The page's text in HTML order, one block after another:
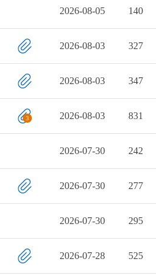
2026-08-05 140
2026-08-03 327
2026-08-03 347
3 2026-08-03 831
2026-07-30 242
2026-07-30 277
2026-07-30 295
2026-07-28 525